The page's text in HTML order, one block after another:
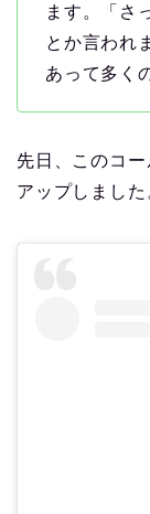
ます。「さ
とか言われ
あって多く
先日、このコ
アップしました